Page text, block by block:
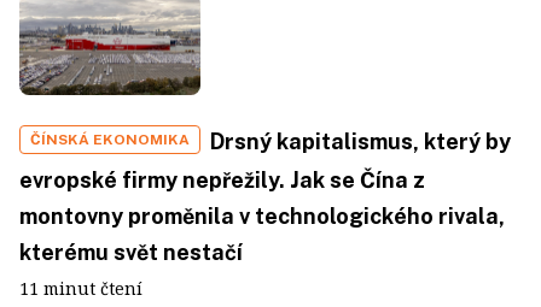
ČÍNSKÁ EKONOMIKA
Drsný kapitalismus, který by
evropské firmy nepřežily. Jak se Čína z
montovny proměnila v technologického rivala,
kterému svět nestačí
11 minut čtení